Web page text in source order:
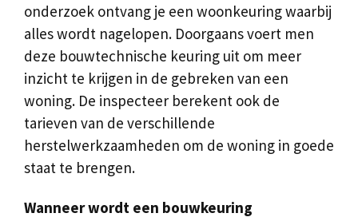
onderzoek ontvang je een woonkeuring waarbij
alles wordt nagelopen. Doorgaans voert men
deze bouwtechnische keuring uit om meer
inzicht te krijgen in de gebreken van een
woning. De inspecteer berekent ook de
tarieven van de verschillende
herstelwerkzaamheden om de woning in goede
staat te brengen.
Wanneer wordt een bouwkeuring